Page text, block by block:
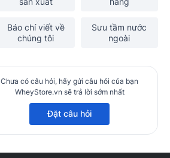
Báo chí viết về
chúng tôi
Sưu tầm nước
ngoài
Chưa có câu hỏi, hãy gửi câu hỏi của bạn
WheyStore.vn sẽ trả lời sớm nhất
Đặt câu hỏi